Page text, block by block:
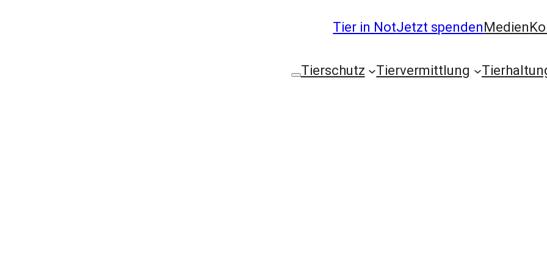
Tier in NotJetzt spendenMedien
Tierschutz Tiervermittlung